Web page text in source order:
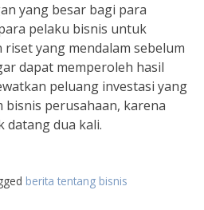
yang besar bagi para
pelaku bisnis untuk
yang mendalam sebelum
dapat memperoleh hasil
peluang investasi yang
perusahaan, karena
datang dua kali.
berita tentang bisnis